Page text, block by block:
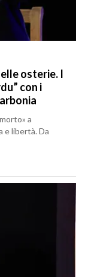
osterie. I
con i
a
e libertà. Da